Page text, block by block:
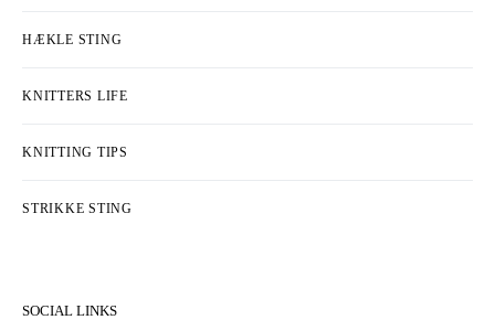
HÆKLE STING
KNITTERS LIFE
KNITTING TIPS
STRIKKE STING
SOCIAL LINKS